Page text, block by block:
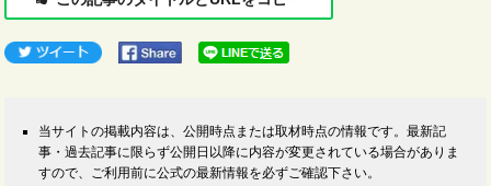
当サイトの掲載内容は、公開時点または取材時点の情報です。最新記
事・過去記事に限らず公開日以降に内容が変更されている場合がありま
すので、ご利用前に公式の最新情報を必ずご確認下さい。